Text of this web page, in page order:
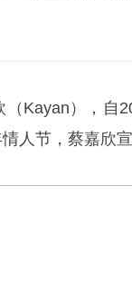
（Kayan），自
人节，蔡嘉欣